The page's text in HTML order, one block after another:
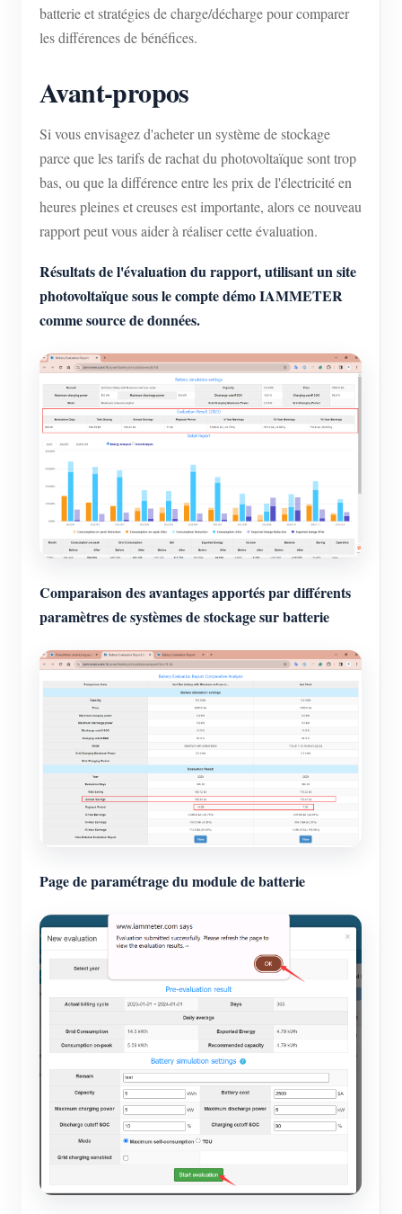
batterie et stratégies de charge/décharge pour comparer
les différences de bénéfices.
Avant-propos
Si vous envisagez d'acheter un système de stockage
parce que les tarifs de rachat du photovoltaïque sont trop
bas, ou que la différence entre les prix de l'électricité en
heures pleines et creuses est importante, alors ce nouveau
rapport peut vous aider à réaliser cette évaluation.
Résultats de l'évaluation du rapport, utilisant un site
photovoltaïque sous le compte démo IAMMETER
comme source de données.
Comparaison des avantages apportés par différents
paramètres de systèmes de stockage sur batterie
Page de paramétrage du module de batterie